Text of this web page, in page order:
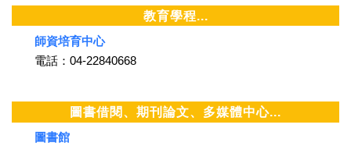
教育學程...
師資培育中心
電話：04-22840668
圖書借閱、期刊論文、多媒體中心...
圖書館